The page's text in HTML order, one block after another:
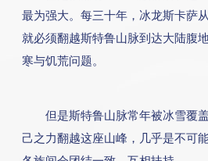
最为强大。每三十年，冰龙斯卡萨
就必须翻越斯特鲁山脉到达大陆腹
寒与饥荒问题。
但是斯特鲁山脉常年被冰雪覆
己之力翻越这座山峰，几乎是不可